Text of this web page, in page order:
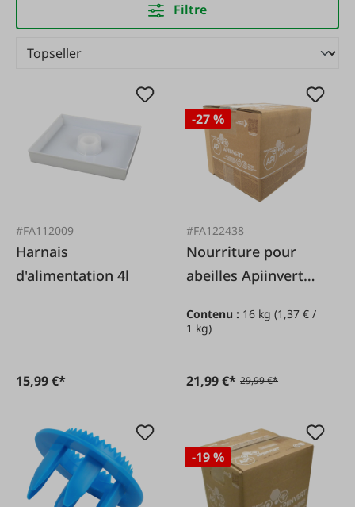
Filtre
#FA112009
Harnais
d'alimentation 4l
15,99 €*
-27 %
#FA122438
Nourriture pour
abeilles Apiinvert
Contenu : 16 kg(1,37 € /
1 kg)
21,99 €* 29,99 €*
-19 %